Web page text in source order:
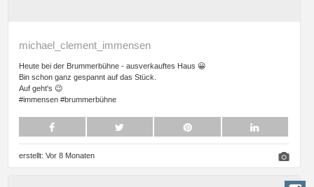
michael_clement_immensen
Heute bei der Brummerbühne - ausverkauftes Haus 😀
Bin schon ganz gespannt auf das Stück.
Auf geht's 😉
#immensen #brummerbühne
erstellt: Vor 8 Monaten